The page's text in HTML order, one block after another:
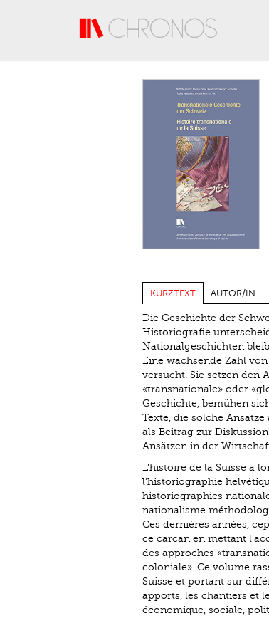
KURZTEXT AUTOR/IN
Die Geschichte der
Historiografie
Nationalgeschichten
Eine wachsende Zahl
versucht. Sie setzen den
«transnationale» oder
Geschichte, bemühen
Texte, die solche
als Beitrag zur
Ansätzen in der
L’histoire de la Suisse a
l’historiographie
historiographies
nationalisme
Ces dernières années,
ce carcan en mettant
des approches
coloniale». Ce volume
Suisse et portant sur
apports, les chantiers et
économique, sociale,